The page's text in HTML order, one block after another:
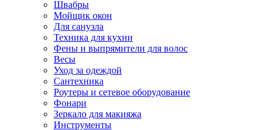
Швабры
Мойщик окон
Для санузла
Техника для кухни
Фены и выпрямители для волос
Весы
Уход за одеждой
Сантехника
Роутеры и сетевое оборудование
Фонари
Зеркало для макияжа
Инструменты